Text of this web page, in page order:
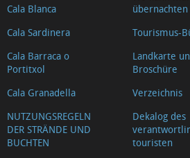
Cala Blanca
Cala Sardinera
Cala Barraca o
Portitxol
Cala Granadella
NUTZUNGSREGELN
DER STRÄNDE UND
BUCHTEN
übernachten
Tourismus-
Landkarte
Broschüre
Verzeichnis
Dekalog des
touristen